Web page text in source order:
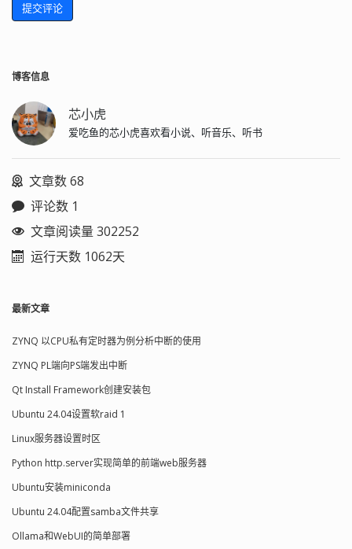
提交评论
博客信息
芯小虎
爱吃鱼的芯小虎喜欢看小说、听音乐、听书
文章数 68
评论数 1
文章阅读量 302252
运行天数 1062天
最新文章
ZYNQ 以CPU私有定时器为例分析中断的使用
ZYNQ PL端向PS端发出中断
Qt Install Framework创建安装包
Ubuntu 24.04设置软raid 1
Linux服务器设置时区
Python http.server实现简单的前端web服务器
Ubuntu安装miniconda
Ubuntu 24.04配置samba文件共享
Ollama和WebUI的简单部署